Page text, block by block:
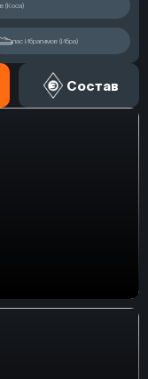
(Коса)
пас Ибрагимов (Ибра)
Состав